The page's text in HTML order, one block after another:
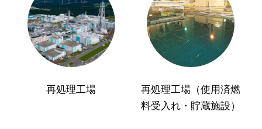
再処理工場
再処理工場（使用済燃
料受入れ・貯蔵施設）